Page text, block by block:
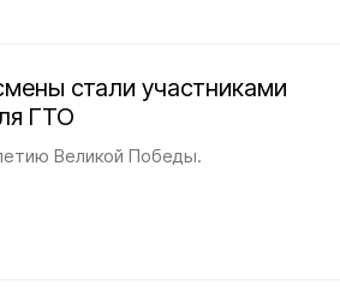
стали участниками
ГТО
Великой Победы.